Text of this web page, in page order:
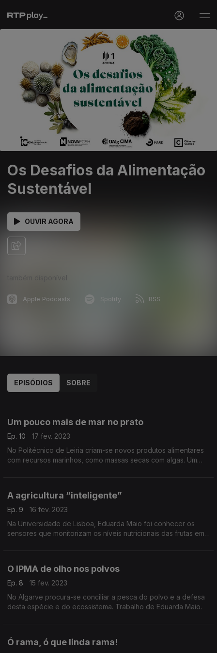
Os Desafios da Alimentação
Sustentável
OUVIR AGORA
também disponível
Apple Podcasts Spotify RSS
EPISÓDIOS SOBRE
Um pouco mais de mar no prato
Ep. 10
17 fev. 2023
No Politécnico de Leiria criam-se novos produtos alimentares
com recursos marinhos, como massas secas com algas. Um
A agricultura “inteligente”
Ep. 9
16 fev. 2023
Na Universidade de Lisboa, Eduarda Maio foi conhecer os
sensores que monitorizam os níveis nutricionais das frutas em
O IPMA de olho nos polvos
Ep. 8
15 fev. 2023
No Algarve procura-se conciliar a pesca do polvo e a defesa
desta espécie e do ecossistema. Trabalho de Eduarda Maio.
Ó rama, ó que linda rama!